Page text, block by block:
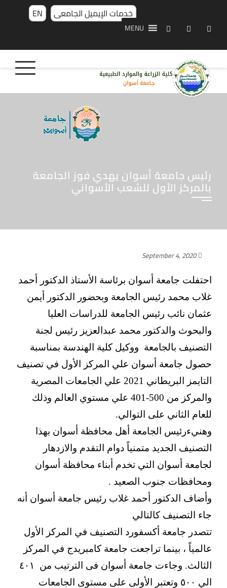
EN خدمات الإيميل الجامعى
MENU
رئيس جامعة أسوان يهدي فوز الجامعة
بالمركز الأول للشعب الأسواني
September 4, 2020
احتفلت جامعة أسوان برئاسة الأستاذ الدكتور أحمد
غلاب محمد رئيس الجامعة وبحضور الدكتور أيمن
عثمان نائب رئيس الجامعة للدراسات العليا
والبحوث والدكتور محمد عبدالعزيز رئيس لجنة
التصنيف بالجامعة ووكيل كلية الهندسة بمناسبة
حصول جامعة أسوان علي المركز الأول في تصنيف
التايمز البريطاني 2021 علي الجامعات المصرية
والمركز من 500-401 علي مستوي العالم وذلك
للعام الثاني على التوالي.
وهنيءرئيس الجامعة أهل محافظة أسوان بهذا
التصنيف الجديد متمنياً دوام التقدم والازدهار
لجامعة أسوان التي تخدم أبناء محافظة أسوان
ومحافظات جنوب الصعيد .
وأضاف الدكتور أحمد غلاب رئيس جامعة أسوان أنه
جاء التصنيف كالتالي
تتصدر جامعة أكسفورد التصنيف في المركز الأول
عالمياً ، بينما تراجعت جامعة كامبريدج في المركز
الثالث. وجاءت جامعة أسوان فى الترتيب من ٤٠١
الي ٥٠٠ وتعتبر الأولى على مستوى الجامعات